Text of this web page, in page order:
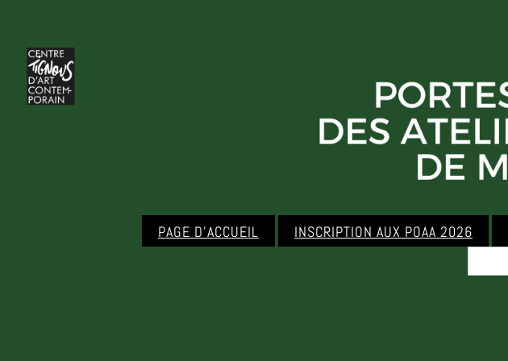
PAGE D’ACCUEIL INSCRIPTION AUX POAA 2026
Search